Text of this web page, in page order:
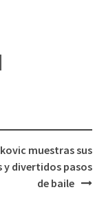
muestras sus
y divertidos pasos
de baile